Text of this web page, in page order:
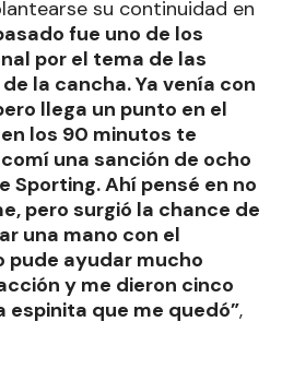
su continuidad en
fue uno de los
por el tema de las
la cancha. Ya venía con
llega un punto en el
los 90 minutos te
una sanción de ocho
Sporting. Ahí pensé en no
pero surgió la chance de
una mano con el
pude ayudar mucho
y me dieron cinco
espinita que me quedó”,